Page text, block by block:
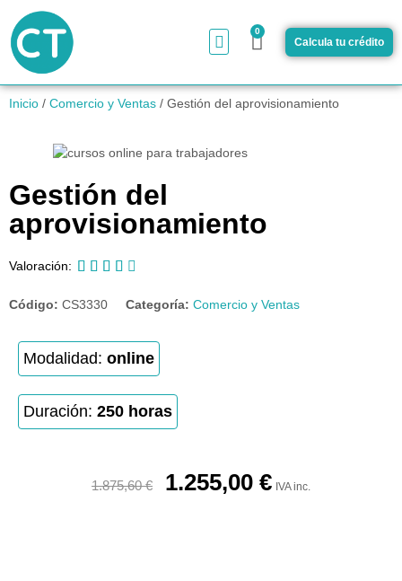
0
Calcula tu crédito
Inicio / Comercio y Ventas / Gestión del aprovisionamiento
Gestión del
aprovisionamiento
Valoración:     
Código: CS3330 Categoría: Comercio y Ventas
Modalidad: online
Duración: 250 horas
1.875,60€ 1.255,00 € IVA inc.